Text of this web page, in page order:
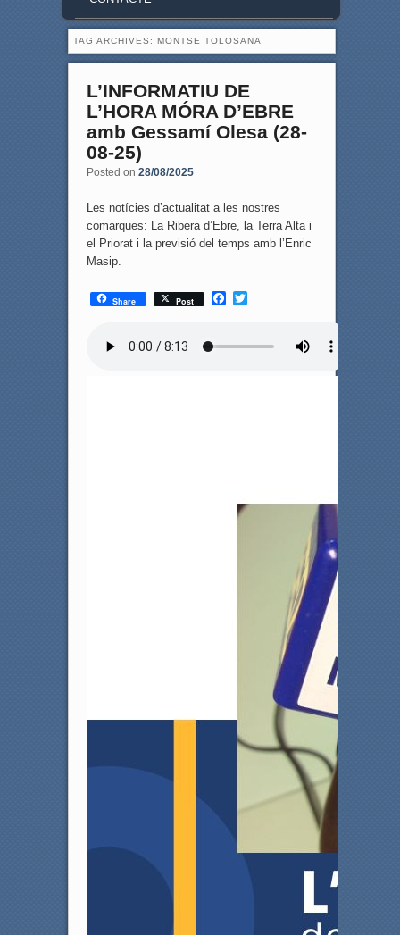
TAG ARCHIVES: MONTSE TOLOSANA
L’INFORMATIU DE
L’HORA MÓRA D’EBRE
amb Gessamí Olesa (28-
08-25)
Posted on 28/08/2025
Les notícies d’actualitat a les nostres
comarques: La Ribera d’Ebre, la Terra Alta i
el Priorat i la previsió del temps amb l’Enric
Masip.
Share Post
F
T